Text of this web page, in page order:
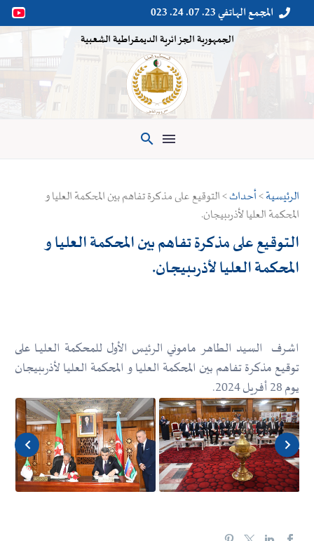

 المجمع الهاتفي 23. 07. 24. 023
الجمهورية الجزائرية الديمقراطية الشعبية

الرئيسية>أحداث> التوقيع على مذكرة تفاهم بين المحكمة العليا و
المحكمة العليا لأذرىبيجان.
التوقيع على مذكرة تفاهم بين المحكمة العليا و
المحكمة العليا لأذرىبيجان.
اشرف السيد الطاهر ماموني الرئيس الأول للمحكمة العليــا على
توقيع مذكرة تفاهم بين المحكمة العليا و المحكمة العليا لأذرىبيجان
يوم 28 أفريل 2024.